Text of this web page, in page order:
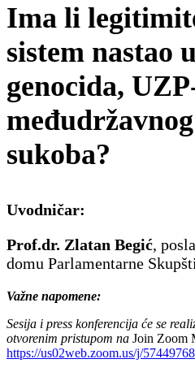
Ima li
sistem nastao
genocida,
sukoba?
Uvodničar:
Prof.dr. Zlatan Begić,
domu Parlamentarne
Važne napomene:
Sesija i press konferencija će se
otvorenim pristupom na Join Zoom
https://us02web.zoom.us/j/